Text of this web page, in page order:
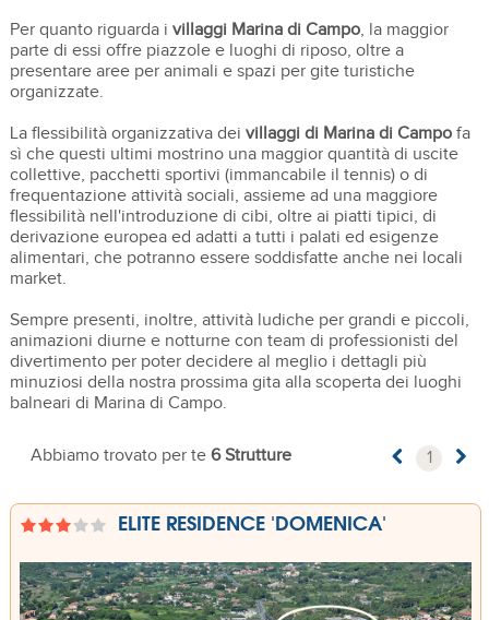
Per quanto riguarda i villaggi Marina di Campo, la maggior
parte di essi offre piazzole e luoghi di riposo, oltre a
presentare aree per animali e spazi per gite turistiche
organizzate.
La flessibilità organizzativa dei villaggi di Marina di Campofa
sì che questi ultimi mostrino una maggior quantità di uscite
collettive, pacchetti sportivi (immancabile il tennis) o di
frequentazione attività sociali, assieme ad una maggiore
flessibilità nell'introduzione di cibi, oltre ai piatti tipici, di
derivazione europea ed adatti a tutti i palati ed esigenze
alimentari, che potranno essere soddisfatte anche nei locali
market.
Sempre presenti, inoltre, attività ludiche per grandi e piccoli,
animazioni diurne e notturne con team di professionisti del
divertimento per poter decidere al meglio i dettagli più
minuziosi della nostra prossima gita alla scoperta dei luoghi
balneari di Marina di Campo.
Abbiamo trovato per te6 Strutture 1
ELITE RESIDENCE 'DOMENICA'